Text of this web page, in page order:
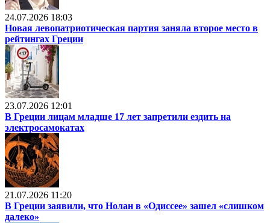
24.07.2026 18:03
Новая левопатриотическая партия заняла второе место в
рейтингах Греции
23.07.2026 12:01
В Греции лицам младше 17 лет запретили ездить на
электросамокатах
21.07.2026 11:20
В Греции заявили, что Нолан в «Одиссее» зашел «слишком
далеко»